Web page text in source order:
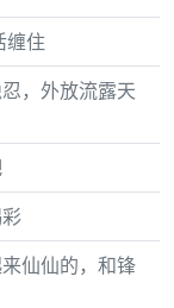
缠住
，外放流露天
仙仙的，和锋